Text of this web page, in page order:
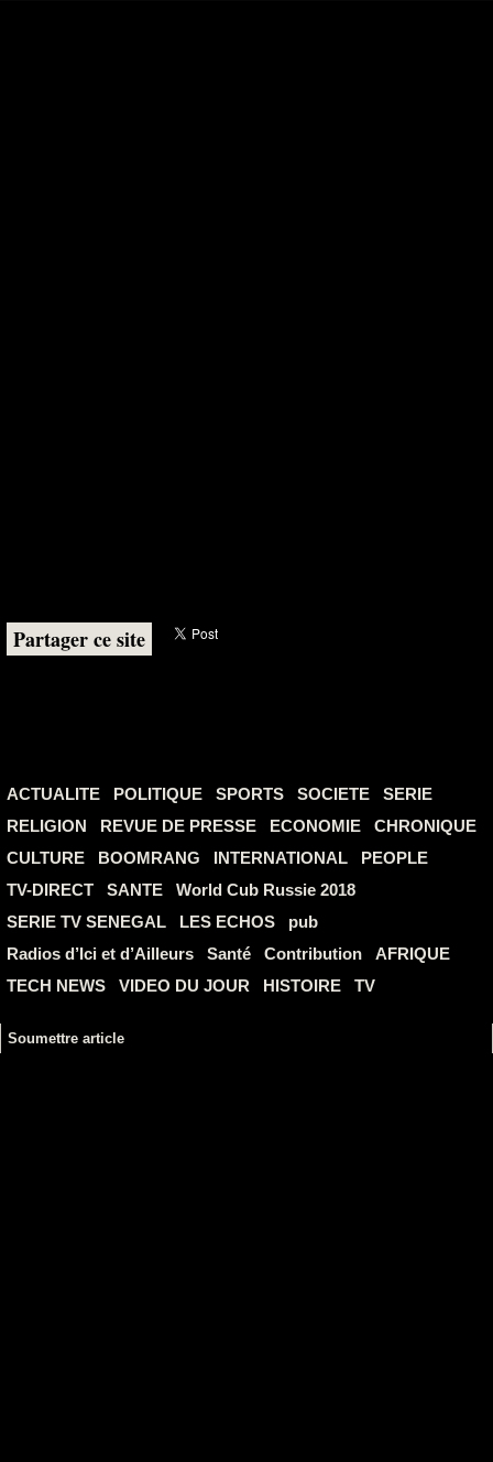
Partager ce site
ACTUALITE POLITIQUE SPORTS SOCIETE
SERIE
RELIGION
REVUE DE PRESSE ECONOMIE
CHRONIQUE
CULTURE
BOOMRANG INTERNATIONAL
PEOPLE
TV-DIRECT
SANTE
World Cub Russie 2018
SERIE TV SENEGAL
LES ECHOS
pub
Radios d’Ici et d’Ailleurs
Santé Contribution
AFRIQUE
TECH NEWS
VIDEO DU JOUR HISTOIRE TV
Soumettre article